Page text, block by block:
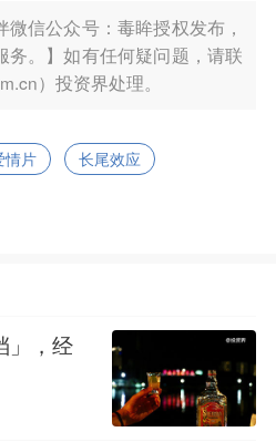
微信公众号：毒眸授权发布，
务。】如有任何疑问题，请联
）投资界处理。
情片
长尾效应
」，经